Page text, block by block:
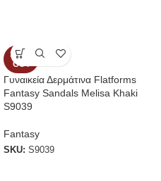
SOLD
OUT
Γυναικεία Δερμάτινα Flatforms
Fantasy Sandals Melisa Khaki
S9039
Fantasy
SKU: S9039